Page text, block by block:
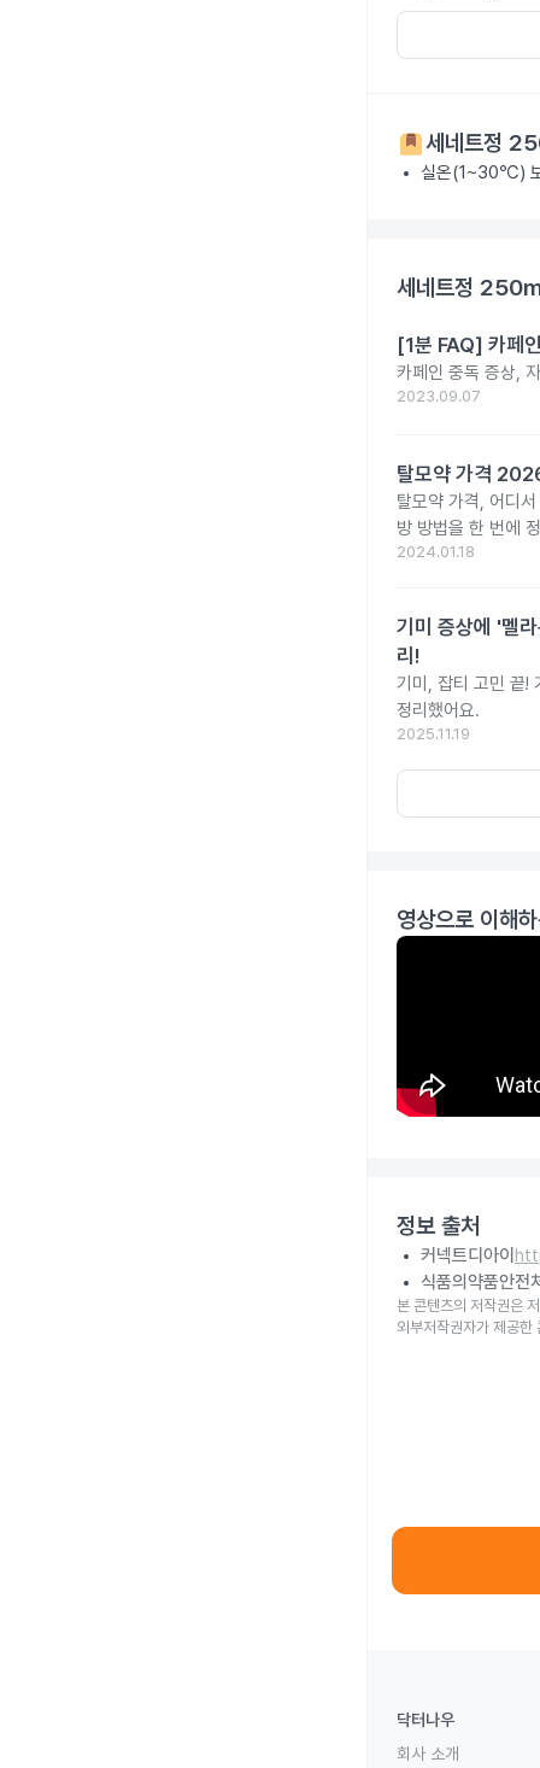
세네트정
실온(1~30℃)
세네트정
[1분 FAQ] 카페
카페인 중독 증상,
2023.09.07
탈모약 가격
탈모약 가격, 어디
방 방법을 한 번에
2024.01.18
기미 증상에 '멜
리!
기미, 잡티 고민 끝!
정리했어요.
2025.11.19
영상으로 이해
정보 출처
커넥트디아이
식품의약품안전
본 콘텐츠의 저작권은
외부저작권자가 제공한
닥터나우
회사 소개